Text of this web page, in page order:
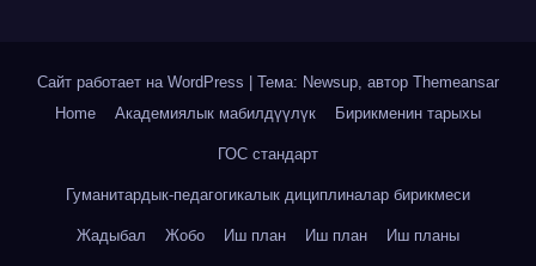
Сайт работает на WordPress Тема: Newsup, автор Themeansar
Home
Академиялык мабилдүүлүк Бирикменин тарыхы
ГОС стандарт
Гуманитардык-педагогикалык дициплиналар бирикмеси
Жадыбал Жобо Иш план Иш план Иш планы